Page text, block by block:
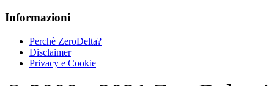
Informazioni
Perchè ZeroDelta?
Disclaimer
Privacy e Cookie